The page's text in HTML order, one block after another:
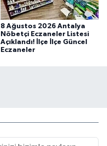
8 Ağustos 2026 Antalya
Nöbetçi Eczaneler Listesi
Açıklandı! İlçe İlçe Güncel
Eczaneler